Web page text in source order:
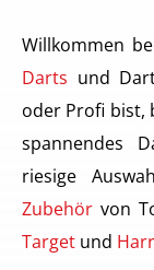
Willkommen
Darts und
oder Profi bist,
spannendes
riesige
Zubehör von
Target und